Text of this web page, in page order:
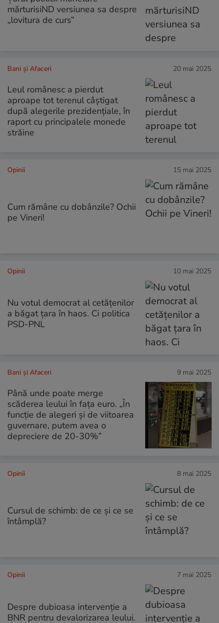
mărturisiND versiunea sa despre
„lovitura de curs”
Bani și Afaceri 20 mai 2025
Leul românesc a pierdut
aproape tot terenul câştigat
după alegerile prezidențiale, în
raport cu principalele monede
străine
Opinii 15 mai 2025
Cum rămâne cu dobânzile? Ochii
pe Vineri!
Opinii 10 mai 2025
Nu votul democrat al cetățenilor
a băgat țara în haos. Ci politica
PSD-PNL
Bani și Afaceri 9 mai 2025
Până unde poate merge
scăderea leului în fața euro. „În
funcție de alegeri și de viitoarea
guvernare, putem avea o
depreciere de 20-30%”
Opinii 8 mai 2025
Cursul de schimb: de ce și ce se
întâmplă?
Opinii 7 mai 2025
Despre dubioasa intervenție a
BNR pentru devalorizarea leului.